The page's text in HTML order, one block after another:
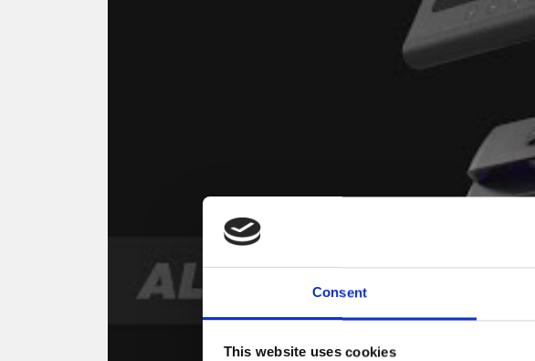
Consent
This website uses cookies